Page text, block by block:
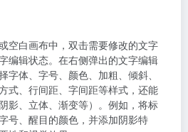
空白画布中，双击需要修改的文字
编辑状态。在右侧弹出的文字编辑
字体、字号、颜色、加粗、倾斜、
式、行间距、字间距等样式，还能
影、立体、渐变等）。例如，将标
号、醒目的颜色，并添加阴影特